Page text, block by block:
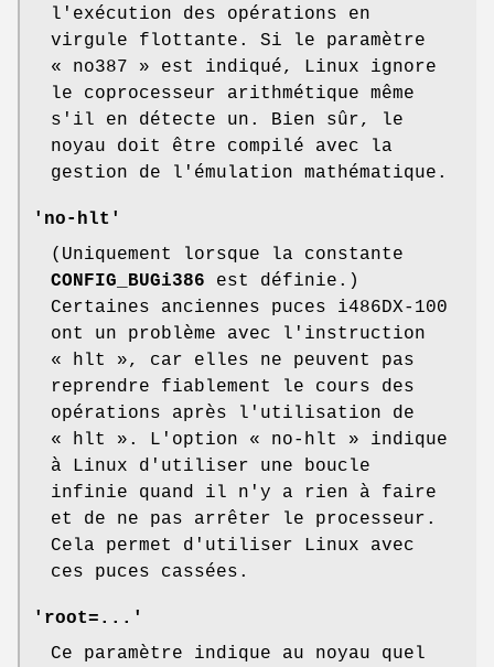
l'exécution des opérations en
virgule flottante. Si le paramètre
« no387 » est indiqué, Linux ignore
le coprocesseur arithmétique même
s'il en détecte un. Bien sûr, le
noyau doit être compilé avec la
gestion de l'émulation mathématique.
'no-hlt'
(Uniquement lorsque la constante
CONFIG_BUGi386 est définie.)
Certaines anciennes puces i486DX-100
ont un problème avec l'instruction
« hlt », car elles ne peuvent pas
reprendre fiablement le cours des
opérations après l'utilisation de
« hlt ». L'option « no-hlt » indique
à Linux d'utiliser une boucle
infinie quand il n'y a rien à faire
et de ne pas arrêter le processeur.
Cela permet d'utiliser Linux avec
ces puces cassées.
'root=...'
Ce paramètre indique au noyau quel